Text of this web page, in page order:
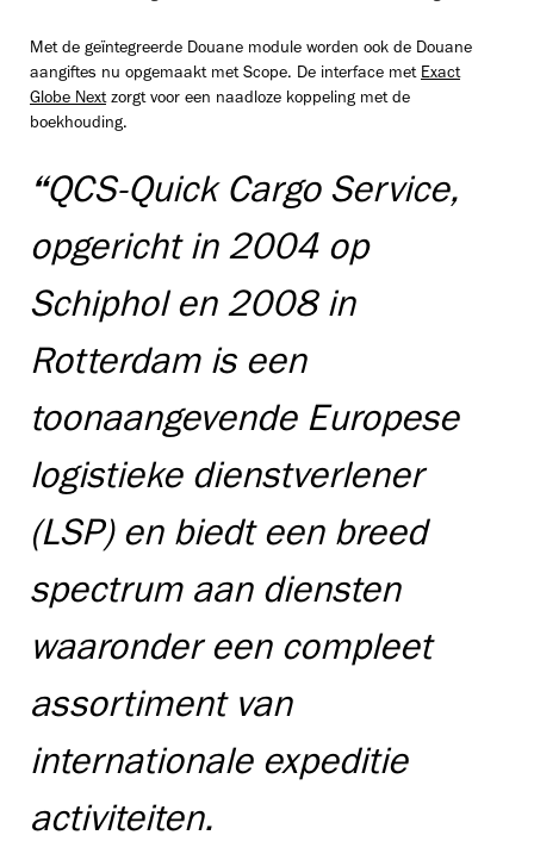
Met de geïntegreerde Douane module worden ook de Douane
aangiftes nu opgemaakt met Scope. De interface met Exact
Globe Nextzorgt voor een naadloze koppeling met de
boekhouding.
“QCS-Quick Cargo Service,
opgericht in 2004 op
Schiphol en 2008 in
Rotterdam is een
toonaangevende Europese
logistieke dienstverlener
(LSP) en biedt een breed
spectrum aan diensten
waaronder een compleet
assortiment van
internationale expeditie
activiteiten.